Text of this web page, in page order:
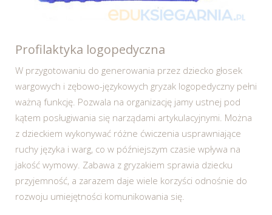
Profilaktyka logopedyczna
W przygotowaniu do generowania przez dziecko głosek
wargowych i zębowo-językowych gryzak logopedyczny pełni
ważną funkcję. Pozwala na organizację jamy ustnej pod
kątem posługiwania się narządami artykulacyjnymi. Można
z dzieckiem wykonywać różne ćwiczenia usprawniające
ruchy języka i warg, co w późniejszym czasie wpływa na
jakość wymowy. Zabawa z gryzakiem sprawia dziecku
przyjemność, a zarazem daje wiele korzyści odnośnie do
rozwoju umiejętności komunikowania się.